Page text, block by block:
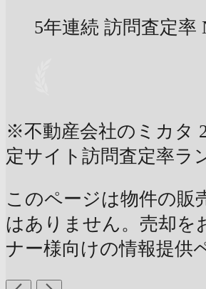
5年連続 訪問査定率
※不動産会社のミカタ
定サイト訪問査定率ラ
このページは物件の販
はありません。売却を
ナー様向けの情報提供